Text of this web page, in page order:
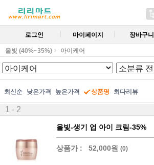
로그인 마이페이지 장바구니
올빛 (40%~35%) 아이케어
최신순 낮은가격 높은가격 상품명 최다리뷰
1 - 2
올빛-생기 업 아이 크림-35%
상품가 : 52,000원 (0)